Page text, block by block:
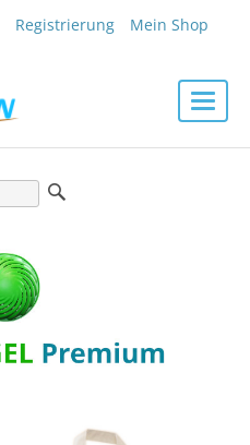
Registrierung Mein Shop
Toggle